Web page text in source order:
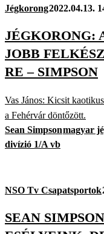
Jégkorong2022.04.13.
JÉGKORONG:
JOBB
RE – SIMPSON
Vas János: Kicsit
a Fehérvár döntőzött.
Sean Simpsonmagyar
divízió 1/A vb
NSO Tv Csapatsportok
SEAN